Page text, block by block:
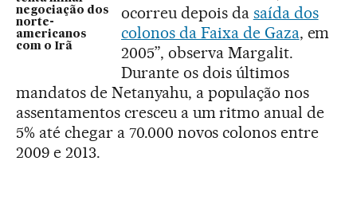
negociação dos
norte-
americanos
com o Irã
ocorreu depois da saída dos
colonos da Faixa de Gaza, em
2005”, observa Margalit.
Durante os dois últimos
mandatos de Netanyahu, a população nos
assentamentos cresceu a um ritmo anual de
5% até chegar a 70.000 novos colonos entre
2009 e 2013.